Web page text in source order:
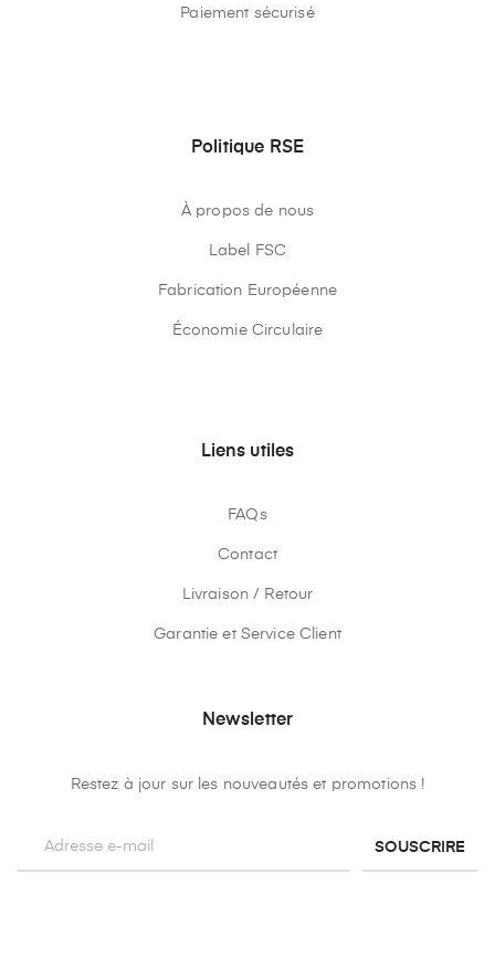
Paiement sécurisé
Politique RSE
À propos de nous
Label FSC
Fabrication Européenne
Économie Circulaire
Liens utiles
FAQs
Contact
Livraison / Retour
Garantie et Service Client
Newsletter
Restez à jour sur les nouveautés et promotions !
SOUSCRIRE